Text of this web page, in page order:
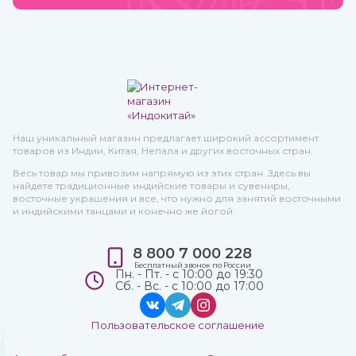
Наш уникальный магазин предлагает широкий ассортимент
товаров из Индии, Китая, Непала и других восточных стран.
Весь товар мы привозим напрямую из этих стран. Здесь вы
найдете традиционные индийские товары и сувениры,
восточные украшения и все, что нужно для занятий восточными
и индийскими танцами и конечно же йогой.
8 800 7 000 228
Бесплатный звонок по России
Пн. - Пт. - с 10:00 до 19:30
Сб. - Вс. - с 10:00 до 17:00
Пользовательское соглашение